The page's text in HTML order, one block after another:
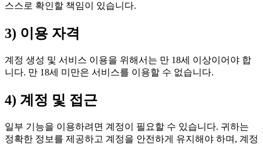
스스로 확인할 책임이 있습니다.
3) 이용 자격
계정 생성 및 서비스 이용을 위해서는 만 18세 이상이어야 합
니다. 만 18세 미만은 서비스를 이용할 수 없습니다.
4) 계정 및 접근
일부 기능을 이용하려면 계정이 필요할 수 있습니다. 귀하는
정확한 정보를 제공하고 계정을 안전하게 유지해야 하며, 계정